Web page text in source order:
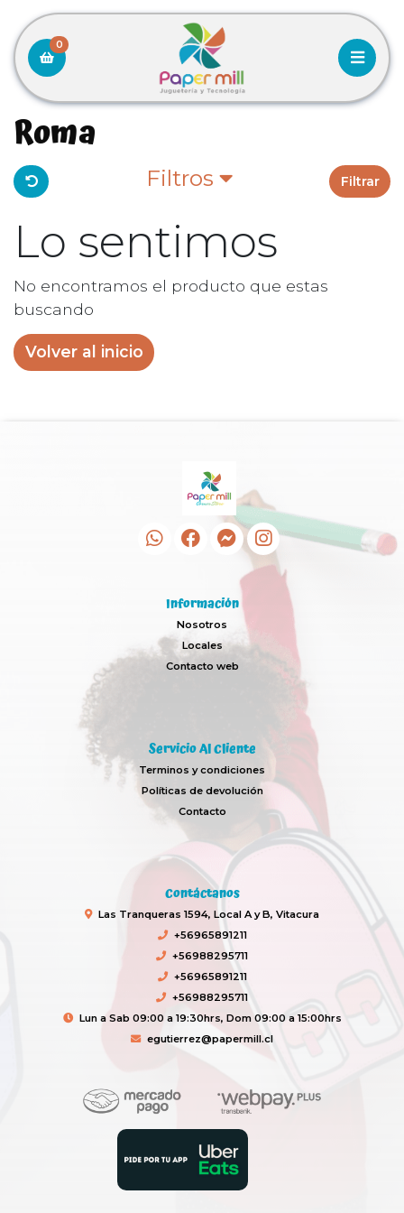
0
Roma
Filtros Filtrar
Lo sentimos
No encontramos el producto que estas
buscando
Volver al inicio
Información
Nosotros
Locales
Contacto web
Servicio Al Cliente
Terminos y condiciones
Políticas de devolución
Contacto
Contáctanos
Las Tranqueras 1594, Local A y B, Vitacura
+56965891211
+56988295711
+56965891211
+56988295711
Lun a Sab 09:00 a 19:30hrs, Dom 09:00 a 15:00hrs
egutierrez@papermill.cl